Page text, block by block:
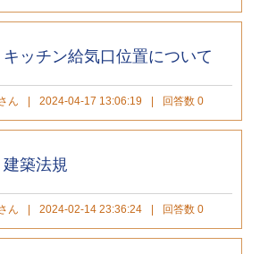
キッチン給気口位置について
ん | 2024-04-17 13:06:19 | 回答数 0
建築法規
ん | 2024-02-14 23:36:24 | 回答数 0